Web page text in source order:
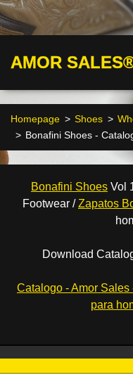
AMOR
Homepage > Shoes >
> Bonafini Shoes -
Bonafini Shoes Vol
Footwear /Zapatos
Download
Catalogo - Amor
para